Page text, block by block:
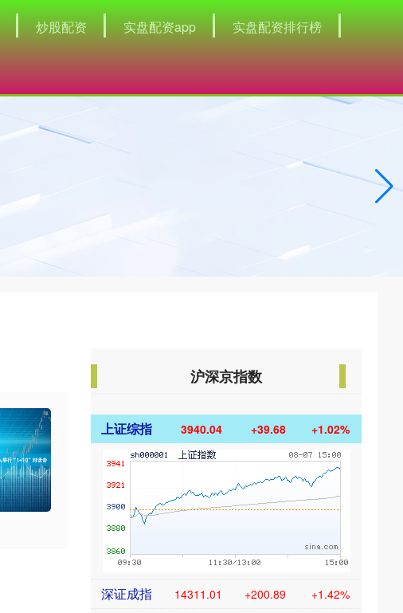
炒股配资 实盘配资app 实盘配资排行榜
沪深京指数
上证综指 3940.04 +39.68 +1.02%
深证成指 14311.01 +200.89 +1.42%